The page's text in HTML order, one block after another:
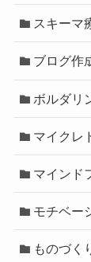
スキーマ
ブログ作
ボルダリ
マイクレ
マインド
モチベー
ものづく